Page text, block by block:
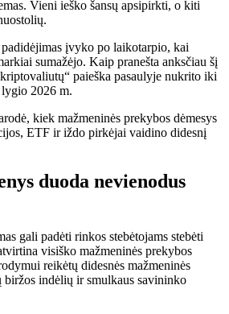
Vieni ieško šansų apsipirkti, o kiti
įvyko po laikotarpio, kai
sumažėjo. Kaip pranešta anksčiau šį
paieška pasaulyje nukrito iki
2026 m.
kiek mažmeninės prekybos dėmesys
ETF ir iždo pirkėjai vaidino didesnį
duoda nevienodus
gali padėti rinkos stebėtojams stebėti
visiško mažmeninės prekybos
reikėtų didesnės mažmeninės
biržos indėlių ir smulkaus savininko